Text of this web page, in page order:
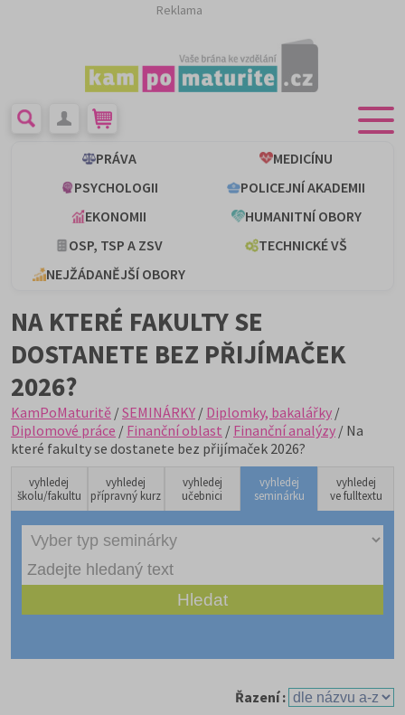
Reklama
PRÁVA
MEDICÍNU
PSYCHOLOGII
POLICEJNÍ AKADEMII
EKONOMII
HUMANITNÍ OBORY
OSP, TSP A ZSV
TECHNICKÉ VŠ
NEJŽÁDANĚJŠÍ OBORY
NA KTERÉ FAKULTY SE
DOSTANETE BEZ PŘIJÍMAČEK
2026?
KamPoMaturitě /SEMINÁRKY / Diplomky, bakalářky /
Diplomové práce / Finanční oblast / Finanční analýzy / Na
které fakulty se dostanete bez přijímaček 2026?
vyhledej
školu/fakultu
vyhledej
přípravný kurz
vyhledej
učebnici
vyhledej
seminárku
vyhledej
ve fulltextu
Řazení :